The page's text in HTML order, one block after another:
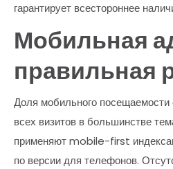
гарантирует всестороннее
Мобильная
правильная
Доля мобильного посещаемости
всех визитов в большинстве
применяют mobile-first
по версии для телефонов.